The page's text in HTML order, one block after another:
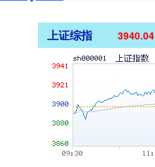
上证综指 3940.04